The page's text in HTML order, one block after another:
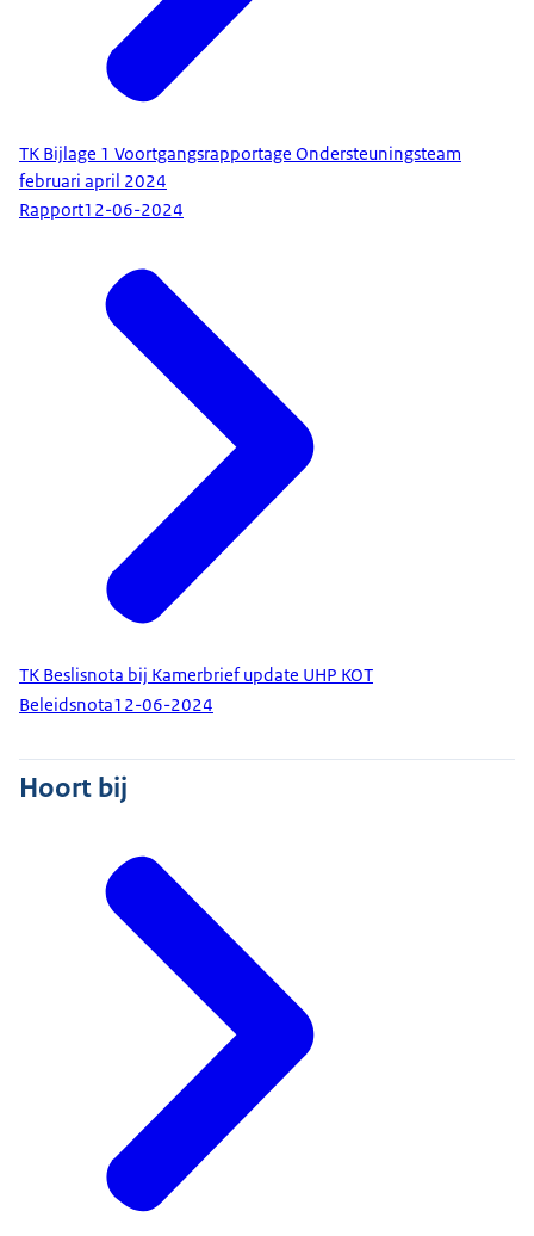
TK Bijlage 1 Voortgangsrapportage Ondersteuningsteam
februari april 2024
Rapport12-06-2024
TK Beslisnota bij Kamerbrief update UHP KOT
Beleidsnota12-06-2024
Hoort bij